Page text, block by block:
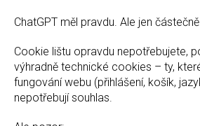
ChatGPT měl pravdu. Ale jen
Cookie lištu opravdu nepotřebujete,
výhradně technické cookies – ty,
fungování webu (přihlášení, košík,
nepotřebují souhlas.